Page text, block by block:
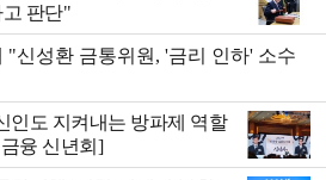
판단"
"신성환 금통위원, '금리 인하' 소수
인도 지켜내는 방파제 역할
융 신년회]